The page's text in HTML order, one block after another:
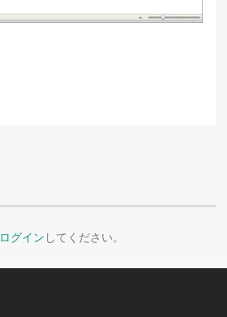
ログイン してください。